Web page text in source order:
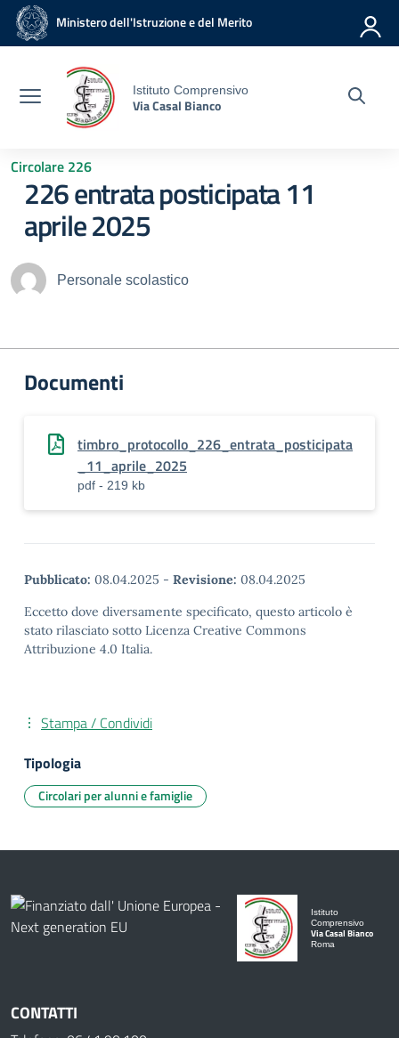
Vai ai contenuti
Vai al menu di navigazione
Vai al footer
Ministero dell'Istruzione e del Merito
Istituto Comprensivo
Via Casal Bianco
Circolare 226
226 entrata posticipata 11
aprile 2025
Personale scolastico
Documenti
timbro_protocollo_226_entrata_posticipata
_11_aprile_2025
pdf - 219 kb
Pubblicato: 08.04.2025 - Revisione: 08.04.2025
Eccetto dove diversamente specificato, questo articolo è
stato rilasciato sotto Licenza Creative Commons
Attribuzione 4.0 Italia.
Stampa / Condividi
Tipologia
Circolari per alunni e famiglie
Istituto
Comprensivo
Via Casal Bianco
Roma
CONTATTI